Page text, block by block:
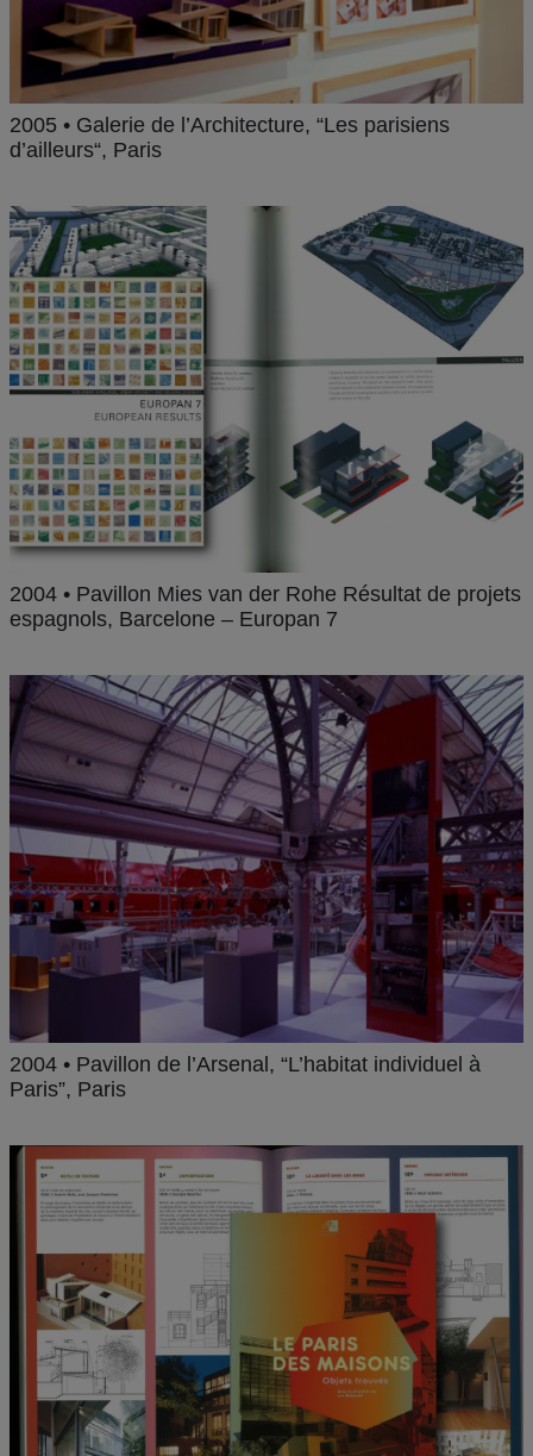
2005 • Galerie de l’Architecture, “Les parisiens
d’ailleurs“, Paris
2004 • Pavillon Mies van der Rohe Résultat de projets
espagnols, Barcelone – Europan 7
2004 • Pavillon de l’Arsenal, “L’habitat individuel à
Paris”, Paris